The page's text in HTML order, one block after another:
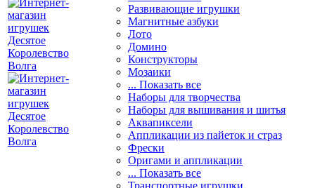
Развивающие игрушки
Магнитные азбуки
Лото
Домино
Конструкторы
Мозаики
... Показать все
Наборы для творчества
Наборы для вышивания и шитья
Аквапиксели
Аппликации из пайеток и страз
Фрески
Оригами и аппликации
... Показать все
Транспортные игрушки